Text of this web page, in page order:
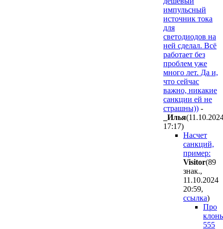
импульсный
источник тока
для
светодиодов на
ней сделал. Всё
работает без
проблем уже
много лет. Да и,
что сейчас
важно, никакие
санкции ей не
страшны)) -
_Илья
17:17)
Насчет
санкций,
пример:
Visitor(89
знак.,
11.10.2024
20:59,
ссылка)
Про
555